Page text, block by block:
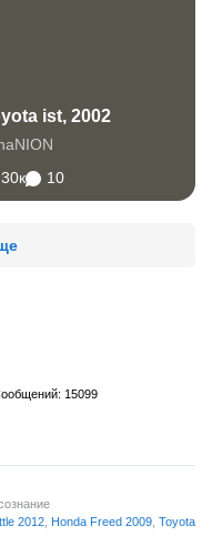
ist, 2002
30к
10
15099
2012 Honda Freed 2009 Toyota